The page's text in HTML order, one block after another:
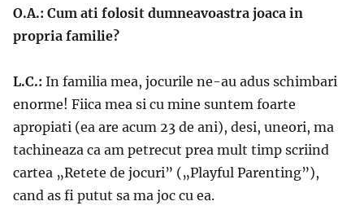
O.A.: Cum ati folosit dumneavoastra joaca in
propria familie?
L.C.: In familia mea, jocurile ne-au adus schimbari
enorme! Fiica mea si cu mine suntem foarte
apropiati (ea are acum 23 de ani), desi, uneori, ma
tachineaza ca am petrecut prea mult timp scriind
cartea „Retete de jocuri” („Playful Parenting”),
cand as fi putut sa ma joc cu ea.